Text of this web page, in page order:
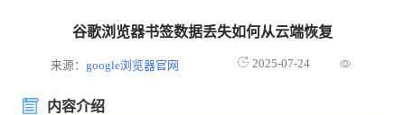
谷歌浏览器书签数据丢失如何从云端恢复
来源：google浏览器官网 2025-07-24
内容介绍